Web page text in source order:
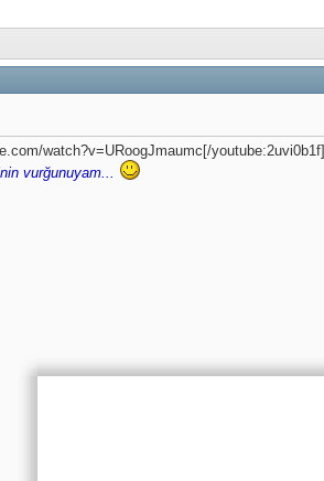
watch?v=URoogJmaumc[/youtube:2uvi0b1f]
vurğunuyam...